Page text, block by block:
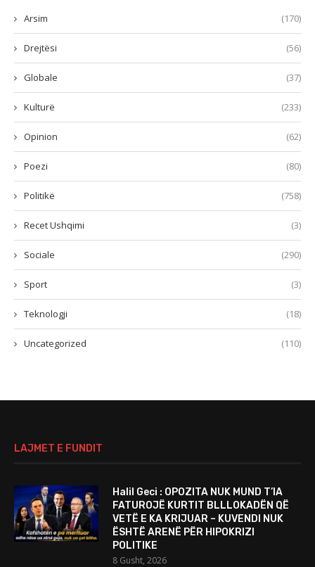
Arsim (170)
Drejtësi (56)
Globale (37)
Kulturë (233)
Opinion (62)
Poezi (80)
Politikë (758)
Recet Ushqimi (3)
Sociale (290)
Sport (3)
Teknologji (18)
Uncategorized (110)
LAJMET E FUNDIT
Halil Geci : OPOZITA NUK MUND T’IA
FATUROJË KURTIT BLLLOKADËN QË
VETË E KA KRIJUAR – KUVENDI NUK
ËSHTË ARENË PËR HIPOKRIZI
POLITIKE
8 Gusht, 2026